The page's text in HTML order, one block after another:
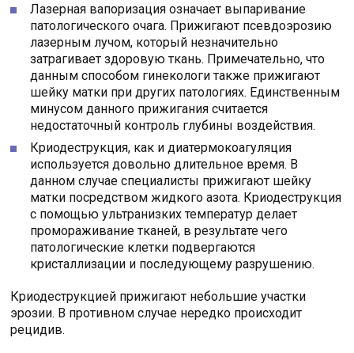
Лазерная вапоризация означает выпаривание
патологического очага. Прижигают псевдоэрозию
лазерным лучом, который незначительно
затрагивает здоровую ткань. Примечательно, что
данным способом гинекологи также прижигают
шейку матки при других патологиях. Единственным
минусом данного прижигания считается
недостаточный контроль глубины воздействия.
Криодеструкция, как и диатермокоагуляция
используется довольно длительное время. В
данном случае специалисты прижигают шейку
матки посредством жидкого азота. Криодеструкция
с помощью ультранизких температур делает
промораживание тканей, в результате чего
патологические клетки подвергаются
кристаллизации и последующему разрушению.
Криодеструкцией прижигают небольшие участки
эрозии. В противном случае нередко происходит
рецидив.